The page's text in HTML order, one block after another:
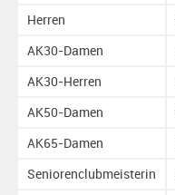
Herren
AK30-Damen
AK30-Herren
AK50-Damen
AK65-Damen
Seniorenclubmeisterin